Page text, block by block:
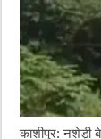
काशीपुर: नशेड़ी